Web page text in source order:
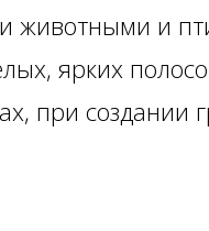
животными и
ярких
при создании